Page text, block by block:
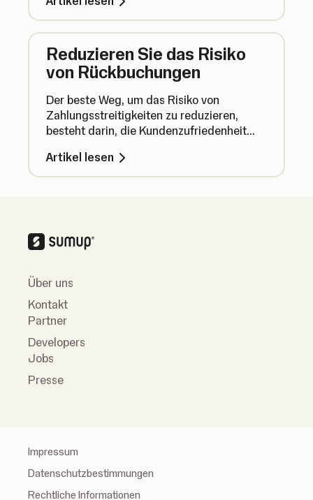
Reduzieren Sie das Risiko
von Rückbuchungen
Der beste Weg, um das Risiko von
Zahlungsstreitigkeiten zu reduzieren,
besteht darin, die Kundenzufriedenheit
aber auch zusätzliche Maßnahmen
ergreifen, um Zahlungen sicher
Artikel lesen
Über uns
Kontakt
Partner
Developers
Jobs
Presse
Impressum
Datenschutzbestimmungen
Rechtliche Informationen